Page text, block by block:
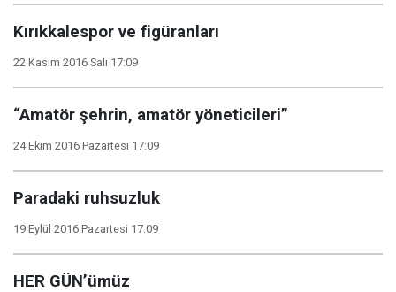
Kırıkkalespor ve figüranları
22 Kasım 2016 Salı 17:09
“Amatör şehrin, amatör yöneticileri”
24 Ekim 2016 Pazartesi 17:09
Paradaki ruhsuzluk
19 Eylül 2016 Pazartesi 17:09
HER GÜN’ümüz